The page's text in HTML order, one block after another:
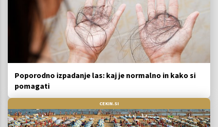
Poporodno izpadanje las: kaj je normalno in kako si
pomagati
CEKIN.SI